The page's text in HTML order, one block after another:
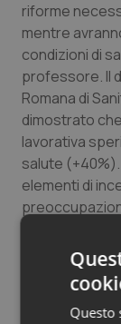
riforme
mentre
condizioni di
professore. Il
Romana di
dimostrato
lavorativa
salute
elementi di
sanitaria
2010 a 109,3
Preoccupa,
Questo